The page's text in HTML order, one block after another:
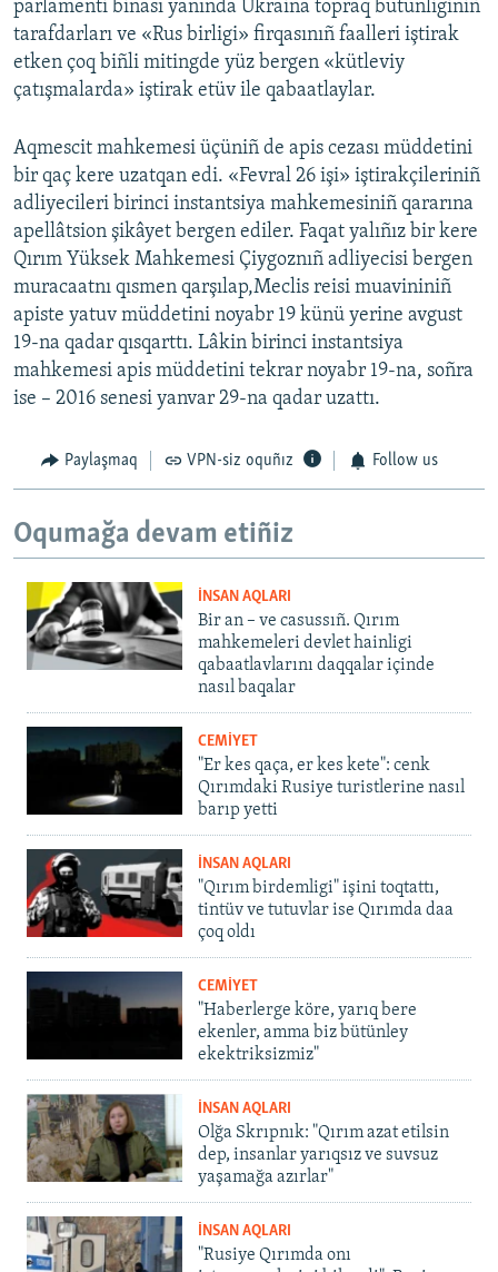
parlamenti binası yanında Ukraina topraq bütünliginiñ
tarafdarları ve «Rus birligi» firqasınıñ faalleri iştirak
etken çoq biñli mitingde yüz bergen «kütleviy
çatışmalarda» iştirak etüv ile qabaatlaylar.
Aqmescit mahkemesi üçüniñ de apis cezası müddetini
bir qaç kere uzatqan edi. «Fevral 26 işi» iştirakçileriniñ
adliyecileri birinci instantsiya mahkemesiniñ qararına
apellâtsion şikâyet bergen ediler. Faqat yalıñız bir kere
Qırım Yüksek Mahkemesi Çiygoznıñ adliyecisi bergen
muracaatnı qısmen qarşılap,Meclis reisi muavininiñ
apiste yatuv müddetini noyabr 19 künü yerine avgust
19-na qadar qısqarttı. Lâkin birinci instantsiya
mahkemesi apis müddetini tekrar noyabr 19-na, soñra
ise – 2016 senesi yanvar 29-na qadar uzattı.
Paylaşmaq VPN-siz oquñız Follow us
Oqumağa devam etiñiz
İNSAN AQLARI
Bir an – ve casussıñ. Qırım
mahkemeleri devlet hainligi
qabaatlavlarını daqqalar içinde
nasıl baqalar
CEMİYET
"Er kes qaça, er kes kete": cenk
Qırımdaki Rusiye turistlerine nasıl
barıp yetti
İNSAN AQLARI
"Qırım birdemligi" işini toqtattı,
tintüv ve tutuvlar ise Qırımda daa
çoq oldı
CEMİYET
"Haberlerge köre, yarıq bere
ekenler, amma biz bütünley
ekektriksizmiz"
İNSAN AQLARI
Olğa Skrıpnık: "Qırım azat etilsin
dep, insanlar yarıqsız ve suvsuz
yaşamağa azırlar"
İNSAN AQLARI
"Rusiye Qırımda onı